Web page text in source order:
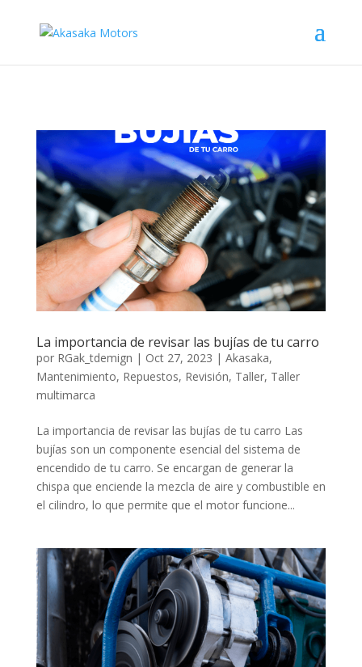
La importancia de revisar las bujías de tu carro
por RGak_tdemign | Oct 27, 2023 | Akasaka,
Mantenimiento, Repuestos, Revisión, Taller, Taller
multimarca
La importancia de revisar las bujías de tu carro Las
bujías son un componente esencial del sistema de
encendido de tu carro. Se encargan de generar la
chispa que enciende la mezcla de aire y combustible en
el cilindro, lo que permite que el motor funcione...